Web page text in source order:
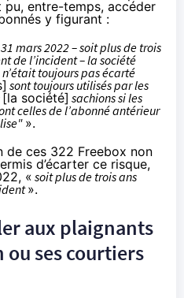
pu, entre-temps, accéder
y figurant :
mars 2022 – soit plus de trois
de l’incident – la société
toujours pas écarté
sont toujours utilisés par les
[la société] sachions si les
celles de l’abonné antérieur
».
de ces 322 Freebox non
d’écarter ce risque,
«soit plus de trois ans
».
aux plaignants
ses courtiers